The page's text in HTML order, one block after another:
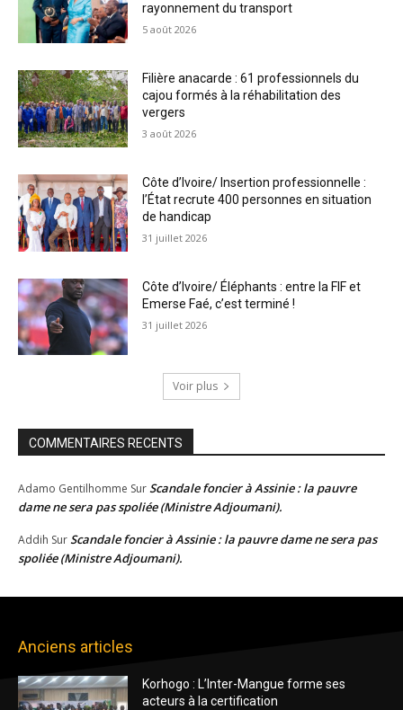
rayonnement du transport
5 août 2026
Filière anacarde : 61 professionnels du
cajou formés à la réhabilitation des
vergers
3 août 2026
Côte d’Ivoire/ Insertion professionnelle :
l’État recrute 400 personnes en situation
de handicap
31 juillet 2026
Côte d’Ivoire/ Éléphants : entre la FIF et
Emerse Faé, c’est terminé !
31 juillet 2026
Voir plus
COMMENTAIRES RECENTS
Adamo Gentilhomme SurScandale foncier à Assinie : la pauvre
dame ne sera pas spoliée (Ministre Adjoumani).
Addih SurScandale foncier à Assinie : la pauvre dame ne sera pas
spoliée (Ministre Adjoumani).
Anciens articles
Korhogo : L’Inter-Mangue forme ses
acteurs à la certification